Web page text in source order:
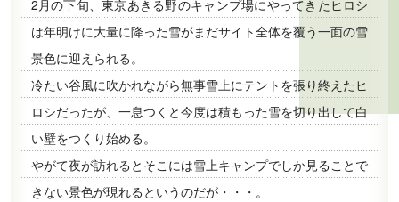
2月の下旬、東京あきる野のキャンプ場にやってきたヒロシ
は年明けに大量に降った雪がまだサイト全体を覆う一面の雪
景色に迎えられる。
冷たい谷風に吹かれながら無事雪上にテントを張り終えたヒ
ロシだったが、一息つくと今度は積もった雪を切り出して白
い壁をつくり始める。
やがて夜が訪れるとそこには雪上キャンプでしか見ることで
きない景色が現れるというのだが・・・。